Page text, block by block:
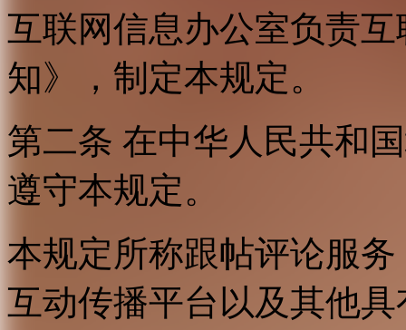
互联网信息办公室负责
知》，制定本规定。
第二条 在中华人民共和
遵守本规定。
本规定所称跟帖评论服
互动传播平台以及其他